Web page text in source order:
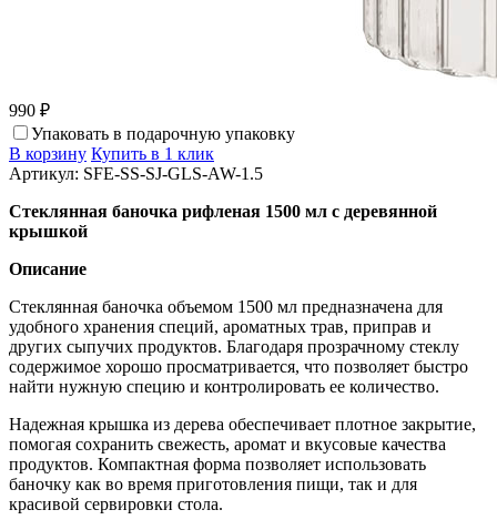
990 ₽
Упаковать в подарочную упаковку
В корзину Купить в 1 клик
Артикул: SFE-SS-SJ-GLS-AW-1.5
Стеклянная баночка рифленая 1500 мл с деревянной
крышкой
Описание
Стеклянная баночка объемом 1500 мл предназначена для
удобного хранения специй, ароматных трав, приправ и
других сыпучих продуктов. Благодаря прозрачному стеклу
содержимое хорошо просматривается, что позволяет быстро
найти нужную специю и контролировать ее количество.
Надежная крышка из дерева обеспечивает плотное закрытие,
помогая сохранить свежесть, аромат и вкусовые качества
продуктов. Компактная форма позволяет использовать
баночку как во время приготовления пищи, так и для
красивой сервировки стола.